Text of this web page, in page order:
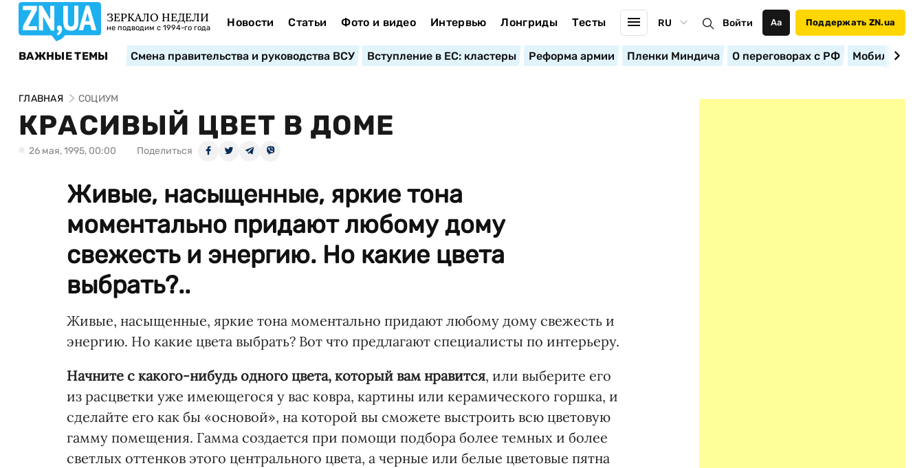
ЗЕРКАЛО НЕДЕЛИ
не подводим с 1994-го года Новости Статьи Фото и видео Интервью Лонгриды Тесты RU Войти Аа Поддержать ZN.ua
ВАЖНЫЕ ТЕМЫ Смена правительства и руководства ВСУ Вступление в ЕС: кластеры Реформа армии Пленки Миндича О переговорах с РФ
ГЛАВНАЯ СОЦИУМ
КРАСИВЫЙ ЦВЕТ В ДОМЕ
26 мая, 1995, 00:00 Поделиться
Живые, насыщенные, яркие тона
моментально придают любому дому
свежесть и энергию. Но какие цвета
выбрать?..
Живые, насыщенные, яркие тона моментально придают любому дому свежесть и
энергию. Но какие цвета выбрать? Вот что предлагают специалисты по интерьеру.
Начните с какого-нибудь одного цвета, который вам нравится, или выберите его
из расцветки уже имеющегося у вас ковра, картины или керамического горшка, и
сделайте его как бы «основой», на которой вы сможете выстроить всю цветовую
гамму помещения. Гамма создается при помощи подбора более темных и более
светлых оттенков этого центрального цвета, а черные или белые цветовые пятна